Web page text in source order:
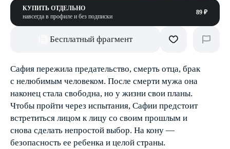
КУПИТЬ ОТДЕЛЬНО
навсегда в профиле и без подписки
89 ₽
Бесплатный фрагмент
Сафия пережила предательство, смерть отца, брак
с нелюбимым человеком. После смерти мужа она
наконец стала свободна, но у жизни свои планы.
Чтобы пройти через испытания, Сафии предстоит
встретиться лицом к лицу со своим прошлым и
снова сделать непростой выбор. На кону —
безопасность ее ребенка и целой страны.